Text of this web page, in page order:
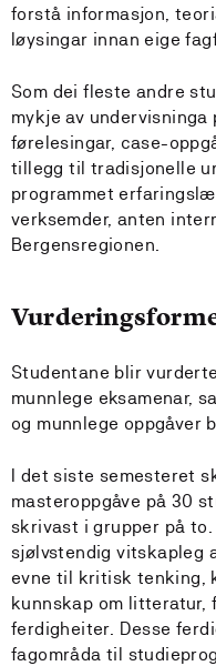
forstå informasjon,
løysingar innan eige
Som dei fleste andre
mykje av
førelesingar, case-
tillegg til tradisjonelle
programmet
verksemder, anten
Bergensregionen.
Studentane blir
munnlege eksamenar,
og munnlege oppgåver
I det siste semesteret
masteroppgåve på 30
skrivast i grupper på
sjølvstendig vitskapleg
evne til kritisk tenking,
kunnskap om litteratur,
ferdigheiter. Desse
fagområda til